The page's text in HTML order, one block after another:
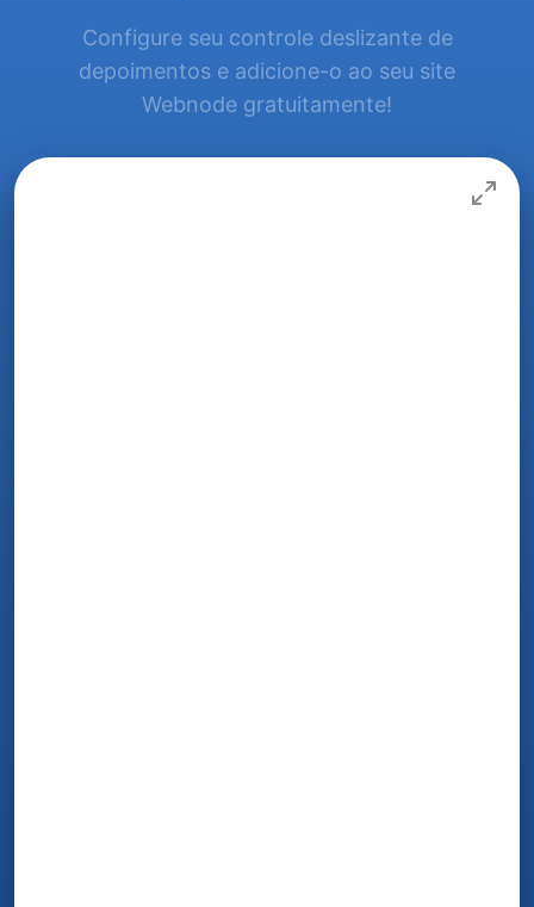
Configure seu controle deslizante de
depoimentos e adicione-o ao seu site
Webnode gratuitamente!